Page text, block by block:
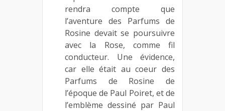
rendra compte que
l’aventure des Parfums de
Rosine devait se poursuivre
avec la Rose, comme fil
conducteur. Une évidence,
car elle était au coeur des
Parfums de Rosine de
l’époque de Paul Poiret, et de
l’emblème dessiné par Paul